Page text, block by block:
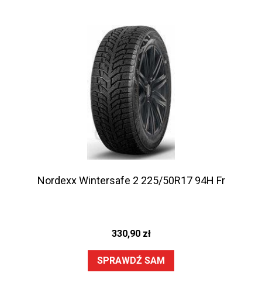
Nordexx Wintersafe 2 225/50R17 94H Fr
330,90 zł
SPRAWDŹ SAM